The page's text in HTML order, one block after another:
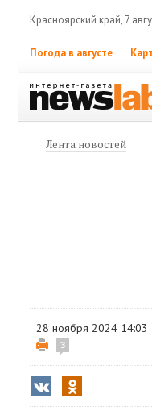
Красноярский край, 7
Погода в августе
Лента новостей
28 ноября 2024 14:03
3